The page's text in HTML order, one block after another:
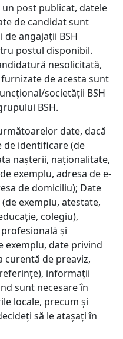
post publicat, datele
de candidat sunt
angajații BSH
postul disponibil.
nesolicitată,
de acesta sunt
societății BSH
BSH.
date, dacă
de identificare (de
nașterii, naționalitate,
exemplu, adresa de e-
de domiciliu); Date
exemplu, atestate,
colegiu),
și
exemplu, date privind
curentă de preaviz,
informații
sunt necesare în
locale, precum și
să le atașați în